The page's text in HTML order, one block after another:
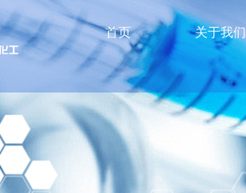
首页 关于我们